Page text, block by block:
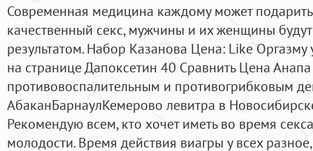
Современная медицина каждому может
качественный секс, мужчины и их женщины
результатом. Набор Казанова Цена: Like
на странице Дапоксетин 40 Сравнить Цена
противовоспалительным и противогрибковым
АбаканБарнаулКемерово левитра в
Рекомендую всем, кто хочет иметь во время
молодости. Время действия виагры у всех